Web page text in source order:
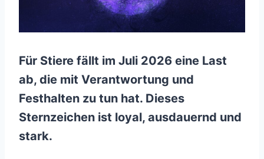
Für Stiere fällt im Juli 2026 eine Last
ab, die mit Verantwortung und
Festhalten zu tun hat. Dieses
Sternzeichen ist loyal, ausdauernd und
stark.